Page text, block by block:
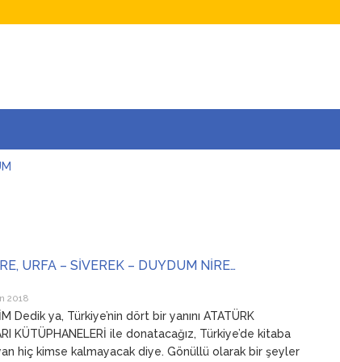
URFA – SİVEREK – DUYDUM NİRE…
2018
Dedik ya, Türkiye’nin dört bir yanını ATATÜRK
KÜTÜPHANELERİ ile donatacağız, Türkiye’de kitaba
hiç kimse kalmayacak diye. Gönüllü olarak bir şeyler